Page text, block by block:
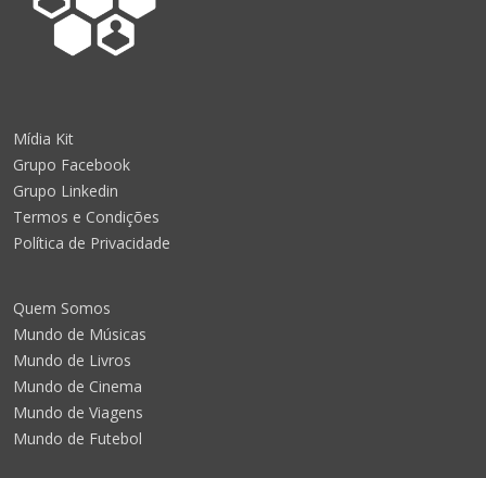
Mídia Kit
Grupo Facebook
Grupo Linkedin
Termos e Condições
Política de Privacidade
Quem Somos
Mundo de Músicas
Mundo de Livros
Mundo de Cinema
Mundo de Viagens
Mundo de Futebol